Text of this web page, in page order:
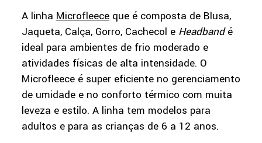
A linhaMicrofleeceque é composta de Blusa,
Jaqueta, Calça, Gorro, Cachecol e Headbandé
ideal para ambientes de frio moderado e
atividades físicas de alta intensidade. O
Microfleece é super eficiente no gerenciamento
de umidade e no conforto térmico com muita
leveza e estilo. A linha tem modelos para
adultos e para as crianças de 6 a 12 anos.